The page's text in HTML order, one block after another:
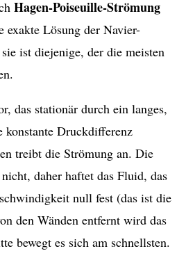
Hagen-Poiseuille-Strömung
exakte Lösung der Navier-
ist diejenige, der die meisten
das stationär durch ein langes,
konstante Druckdifferenz
treibt die Strömung an. Die
daher haftet das Fluid, das
null fest (das ist die
den Wänden entfernt wird das
bewegt es sich am schnellsten.